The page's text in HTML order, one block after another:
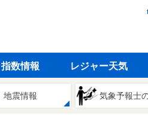
指数情報 レジャー天気
地震情報 気象予報士